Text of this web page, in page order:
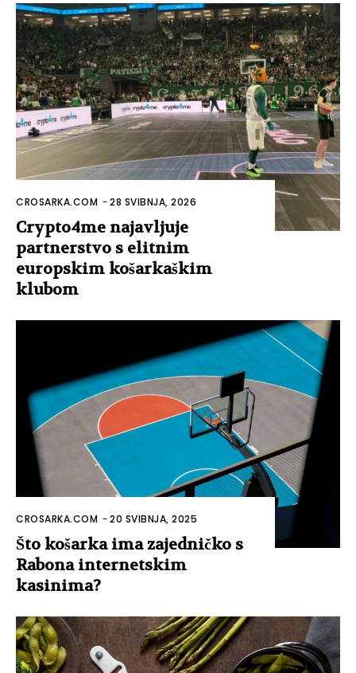
CROSARKA.COM -28 SVIBNJA, 2026
Crypto4me najavljuje
partnerstvo s elitnim
europskim košarkaškim
klubom
CROSARKA.COM -20 SVIBNJA, 2025
Što košarka ima zajedničko s
Rabona internetskim
kasinima?